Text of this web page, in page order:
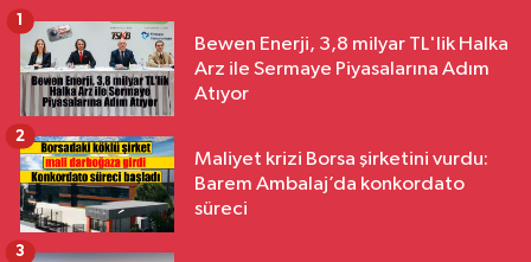
Bewen Enerji, 3,8 milyar TL'lik Halka
Arz ile Sermaye Piyasalarına Adım
Atıyor
1
Maliyet krizi Borsa şirketini vurdu:
Barem Ambalaj’da konkordato
süreci
2
3